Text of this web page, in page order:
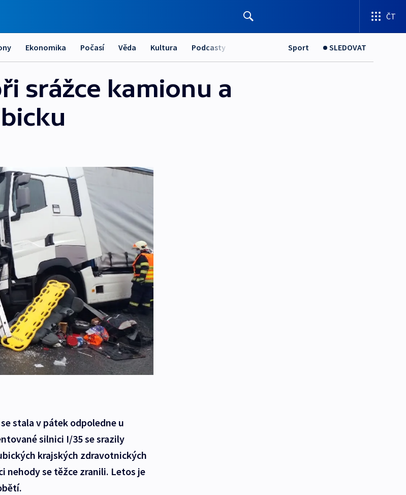
ČT
Ekonomika Počasí Věda Kultura Podcasty Sport SLEDOVAT
srážce kamionu a
stala v pátek odpoledne u
silnici I/35 se srazily
krajských zdravotnických
nehody se těžce zranili. Letos je